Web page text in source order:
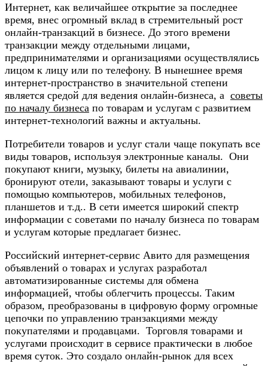
Интернет, как величайшее открытие за последнее
время, внес огромный вклад в стремительный рост
онлайн-транзакций в бизнесе. До этого времени
транзакции между отдельными лицами,
предпринимателями и организациями осуществлялись
лицом к лицу или по телефону. В нынешнее время
интернет-пространство в значительной степени
является средой для ведения онлайн-бизнеса, а советы
по началу бизнеса по товарам и услугам с развитием
интернет-технологий важны и актуальны.
Потребители товаров и услуг стали чаще покупать все
виды товаров, используя электронные каналы. Они
покупают книги, музыку, билеты на авиалинии,
бронируют отели, заказывают товары и услуги с
помощью компьютеров, мобильных телефонов,
планшетов и т.д.. В сети имеется широкий спектр
информации с советами по началу бизнеса по товарам
и услугам которые предлагает бизнес.
Российский интернет-сервис Авито для размещения
объявлений о товарах и услугах разработал
автоматизированные системы для обмена
информацией, чтобы облегчить процессы. Таким
образом, преобразованы в цифровую форму огромные
цепочки по управлению транзакциями между
покупателями и продавцами. Торговля товарами и
услугами происходит в сервисе практически в любое
время суток. Это создало онлайн-рынок для всех